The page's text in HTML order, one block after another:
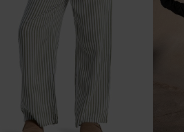
Playsuits
bekijken
ROXY APP
VERLANGLIJST